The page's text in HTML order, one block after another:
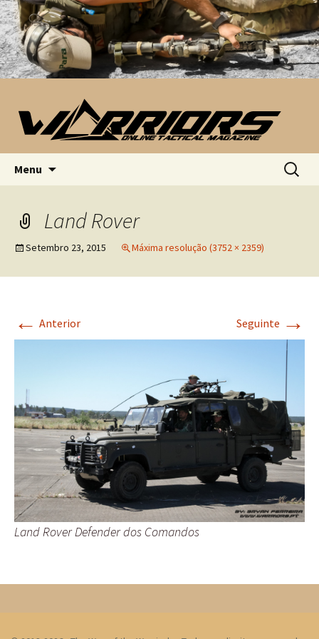
Menu
por:
Land Rover
Setembro 23, 2015 Máxima resolução (3752 × 2359)
← Anterior Seguinte →
Land Rover Defender dos Comandos